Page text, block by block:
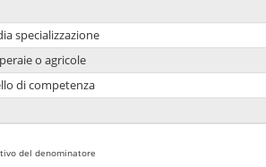
specializzazione
o agricole
di competenza
del denominatore